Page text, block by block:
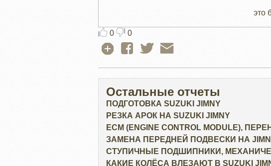
это
0 0
Остальные отчеты
ПОДГОТОВКА SUZUKI JIMNY
РЕЗКА АРОК НА SUZUKI JIMNY
ECM (ENGINE CONTROL MODULE),
ЗАМЕНА ПЕРЕДНЕЙ ПОДВЕСКИ НА
СТУПИЧНЫЕ ПОДШИПНИКИ,
КАКИЕ КОЛЁСА ВЛЕЗАЮТ В SUZUKI